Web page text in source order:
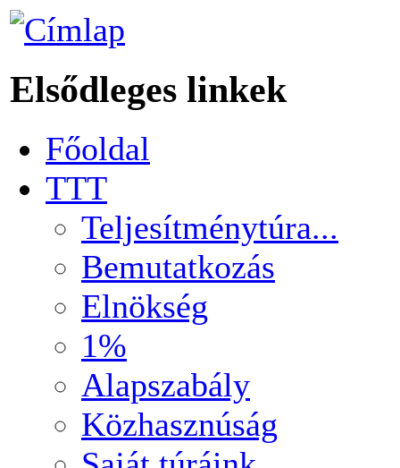
Elsődleges linkek
Főoldal
TTT
Teljesítménytúra...
Bemutatkozás
Elnökség
1%
Alapszabály
Közhasznúság